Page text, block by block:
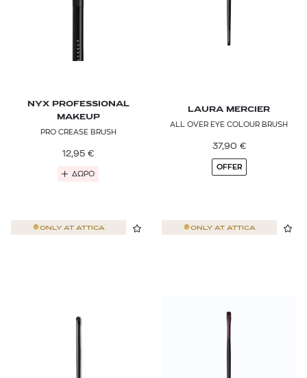
NYX PROFESSIONAL
MAKEUP
PRO CREASE BRUSH
12,95 €
ΔΩΡΟ
LAURA MERCIER
ALL OVER EYE COLOUR BRUSH
37,90 €
OFFER
ONLY AT ATTICA ONLY AT ATTICA